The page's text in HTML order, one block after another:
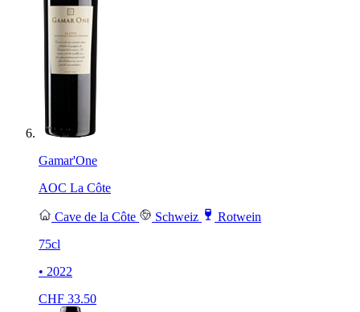
Gamar'One
AOC La Côte
Cave de la Côte Schweiz
Rotwein
75cl
• 2022
CHF 33.50